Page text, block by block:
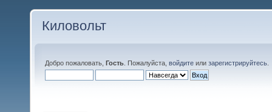
Киловольт
Добро пожаловать, Гость . Пожалуйста, войдите или зарегистрируйтесь